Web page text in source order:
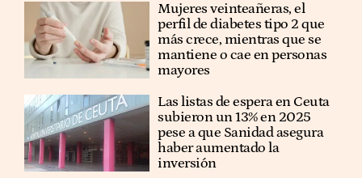
Mujeres veinteañeras, el
perfil de diabetes tipo 2 que
más crece, mientras que se
mantiene o cae en personas
mayores
Las listas de espera en Ceuta
subieron un 13% en 2025
pese a que Sanidad asegura
haber aumentado la
inversión